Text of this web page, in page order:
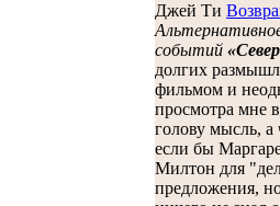
Джей Ти
событий
долгих
фильмом и
просмотра мне
голову мысль,
если бы
Милтон для
предложения,